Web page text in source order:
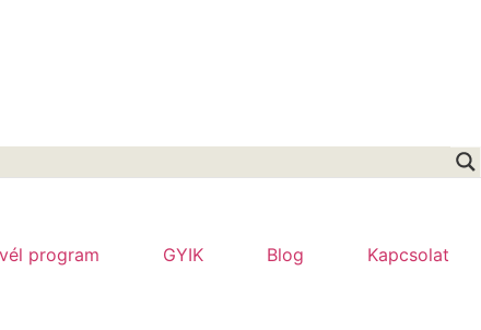
program GYIK Blog Kapcsolat